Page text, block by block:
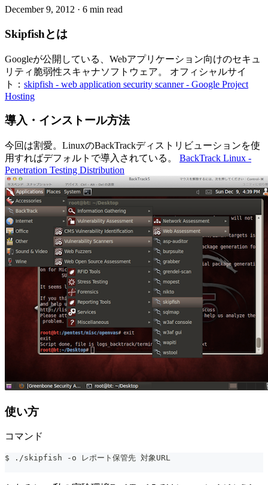
December 9, 2012 · 6 min read
Skipfishとは
Googleが公開している、Webアプリケーション向けのセキュ
リティ脆弱性スキャナソフトウェア。 オフィシャルサイ
ト： skipfish - web application security scanner - Google Project
Hosting
導入・インストール方法
今回は割愛。LinuxのBackTrackディストリビューションを使
用すればデフォルトで導入されている。 BackTrack Linux -
Penetration Testing Distribution
使い方
コマンド
$ ./skipfish -o レポート保管先 対象URL